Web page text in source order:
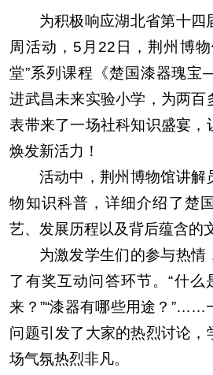
为积极响应湖北省第十四
周活动，5月22日，荆州博
堂”系列课程《楚国漆器瑰
进武昌未来实验小学，为两百
表带来了一场社科知识盛宴，
焕发新活力！
活动中，荆州博物馆讲解
物知识科普，详细介绍了楚
艺、发展历程以及背后蕴含的
为激发学生们的参与热情
了有奖互动问答环节。“什么
来？”“漆器有哪些用途？”……
问题引发了大家的热烈讨论，
场气氛热烈非凡。